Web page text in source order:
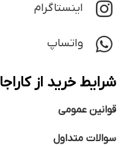
اینستاگرام
واتساپ
شرایط خرید از کاراجا
قوانین عمومی
سوالات متداول